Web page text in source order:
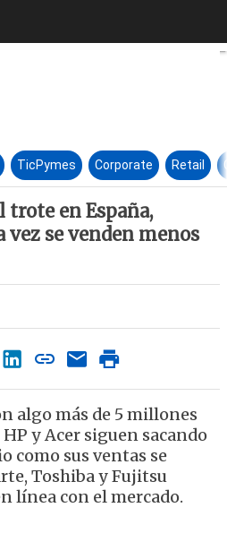
portátil sigue al trote en
TicPymes Corporate Retail
en España,
vez se venden menos
algo más de 5 millones
HP y Acer siguen sacando
como sus ventas se
Toshiba y Fujitsu
línea con el mercado.